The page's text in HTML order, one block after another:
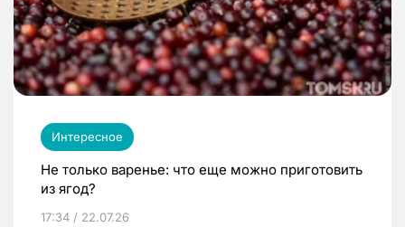
Интересное
Не только варенье: что еще можно приготовить
из ягод?
17:34 / 22.07.26